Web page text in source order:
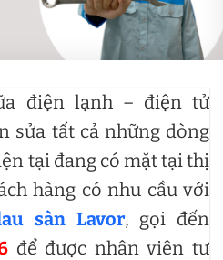
điện lạnh – điện tử
sửa tất cả những dòng
tại đang có mặt tại thị
hàng có nhu cầu với
sàn Lavor, gọi đến
để được nhân viên tư